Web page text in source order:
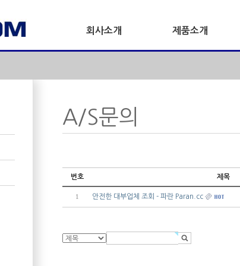
회사소개 제품소개
A/S문의
번호 제목
1 안전한 대부업체 조회 - 파란 Paran.cc